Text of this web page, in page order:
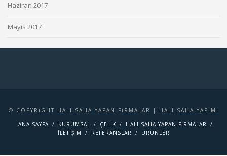
Haziran 2017
Mayıs 2017
© COPYRIGHT HALI SAHA YAPAN FIRMALAR | HALI SAHA YAPIMI
ANA SAYFA
KURUMSAL ÇELIK
HALI SAHA YAPAN FIRMALAR
İLETIŞIM
REFERANSLAR ÜRÜNLER